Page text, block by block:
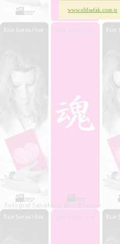
www.elifsafak.com.tr